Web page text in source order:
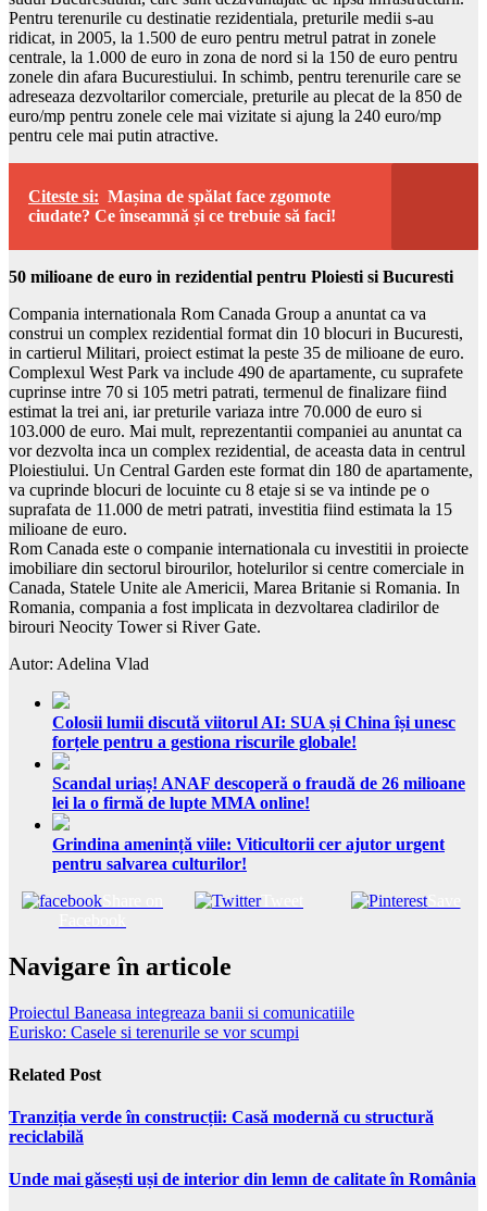
Pentru terenurile cu destinatie rezidentiala, preturile medii s-au
ridicat, in 2005, la 1.500 de euro pentru metrul patrat in zonele
centrale, la 1.000 de euro in zona de nord si la 150 de euro pentru
zonele din afara Bucurestiului. In schimb, pentru terenurile care se
adreseaza dezvoltarilor comerciale, preturile au plecat de la 850 de
euro/mp pentru zonele cele mai vizitate si ajung la 240 euro/mp
pentru cele mai putin atractive.
Citeste si: Mașina de spălat face zgomote
ciudate? Ce înseamnă și ce trebuie să faci!
50 milioane de euro in rezidential pentru Ploiesti si Bucuresti
Compania internationala Rom Canada Group a anuntat ca va
construi un complex rezidential format din 10 blocuri in Bucuresti,
in cartierul Militari, proiect estimat la peste 35 de milioane de euro.
Complexul West Park va include 490 de apartamente, cu suprafete
cuprinse intre 70 si 105 metri patrati, termenul de finalizare fiind
estimat la trei ani, iar preturile variaza intre 70.000 de euro si
103.000 de euro. Mai mult, reprezentantii companiei au anuntat ca
vor dezvolta inca un complex rezidential, de aceasta data in centrul
Ploiestiului. Un Central Garden este format din 180 de apartamente,
va cuprinde blocuri de locuinte cu 8 etaje si se va intinde pe o
suprafata de 11.000 de metri patrati, investitia fiind estimata la 15
milioane de euro.
Rom Canada este o companie internationala cu investitii in proiecte
imobiliare din sectorul birourilor, hotelurilor si centre comerciale in
Canada, Statele Unite ale Americii, Marea Britanie si Romania. In
Romania, compania a fost implicata in dezvoltarea cladirilor de
birouri Neocity Tower si River Gate.
Autor: Adelina Vlad
Colosii lumii discută viitorul AI: SUA și China își unesc
forțele pentru a gestiona riscurile globale!
Scandal uriaș! ANAF descoperă o fraudă de 26 milioane
lei la o firmă de lupte MMA online!
Grindina amenință viile: Viticultorii cer ajutor urgent
pentru salvarea culturilor!
Tweet Save
Navigare în articole
Proiectul Baneasa integreaza banii si comunicatiile
Eurisko: Casele si terenurile se vor scumpi
Related Post
Tranziția verde în construcții: Casă modernă cu structură
reciclabilă
Unde mai găsești uși de interior din lemn de calitate în România